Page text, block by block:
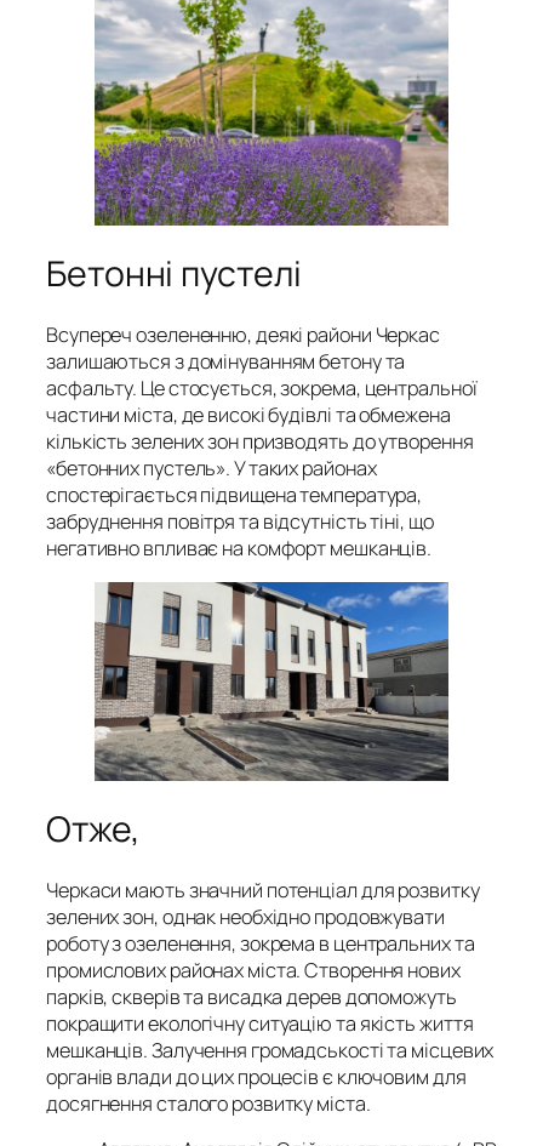
Бетонні пустелі
Всупереч озелененню, деякі райони Черкас
залишаються з домінуванням бетону та
асфальту. Це стосується, зокрема, центральної
частини міста, де високі будівлі та обмежена
кількість зелених зон призводять до утворення
«бетонних пустель». У таких районах
спостерігається підвищена температура,
забруднення повітря та відсутність тіні, що
негативно впливає на комфорт мешканців.
Отже,
Черкаси мають значний потенціал для розвитку
зелених зон, однак необхідно продовжувати
роботу з озеленення, зокрема в центральних та
промислових районах міста. Створення нових
парків, скверів та висадка дерев допоможуть
покращити екологічну ситуацію та якість життя
мешканців. Залучення громадськості та місцевих
органів влади до цих процесів є ключовим для
досягнення сталого розвитку міста.